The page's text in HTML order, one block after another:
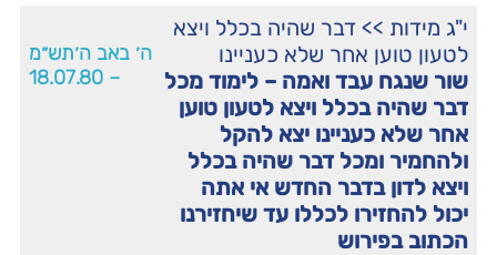
י"ג מידות >> דבר שהיה בכלל ויצא
לטעון טוען אחר שלא כעניינו
שור שנגח עבד ואמה – לימוד מכל
דבר שהיה בכלל ויצא לטעון טוען
אחר שלא כעניינו יצא להקל
ולהחמיר ומכל דבר שהיה בכלל
ויצא לדון בדבר החדש אי אתה
יכול להחזירו לכללו עד שיחזירנו
הכתוב בפירוש
ה׳ באב ה׳תש״מ
– 18.07.80